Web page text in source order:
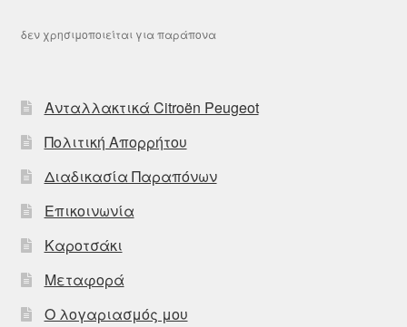
δεν χρησιμοποιείται για παράπονα
Ανταλλακτικά Citroën Peugeot
Πολιτική Απορρήτου
Διαδικασία Παραπόνων
Επικοινωνία
Καροτσάκι
Μεταφορά
Ο λογαριασμός μου